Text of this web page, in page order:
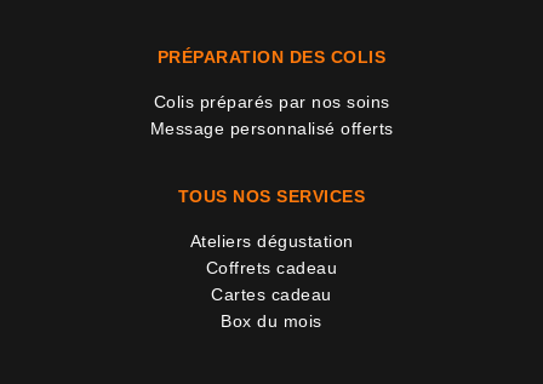
PRÉPARATION DES COLIS
Colis préparés par nos soins
Message personnalisé offerts
TOUS NOS SERVICES
Ateliers dégustation
Coffrets cadeau
Cartes cadeau
Box du mois